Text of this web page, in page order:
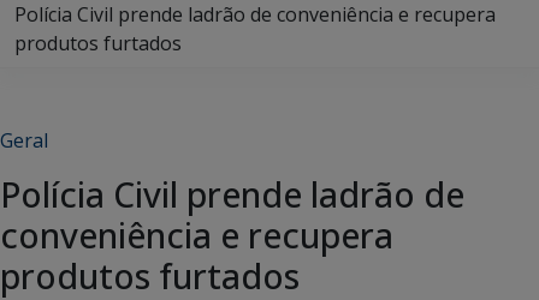
Polícia Civil prende ladrão de conveniência e recupera
produtos furtados
Geral
Polícia Civil prende ladrão de
conveniência e recupera
produtos furtados